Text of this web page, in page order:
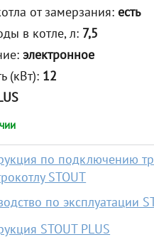
от замерзания: есть
в котле, л: 7,5
электронное
(кВт): 12
по подключению
STOUT
по эксплуатации
STOUT PLUS